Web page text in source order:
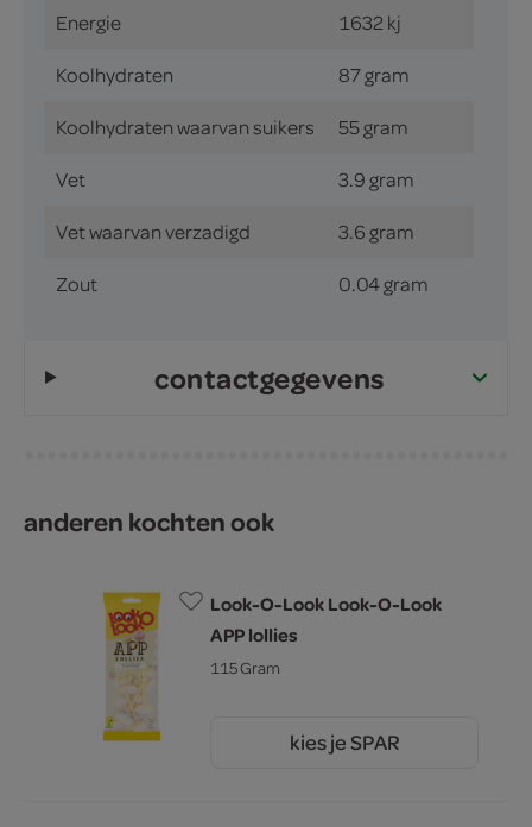
Energie 1632 kj
Koolhydraten 87 gram
Koolhydraten waarvan suikers 55 gram
Vet 3.9 gram
Vet waarvan verzadigd 3.6 gram
Zout 0.04 gram
contactgegevens
anderen kochten ook
Look-O-Look Look-O-Look
APP lollies
115 Gram
kies je SPAR